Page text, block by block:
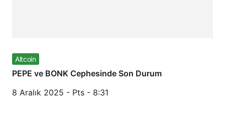
Altcoin
PEPE ve BONK Cephesinde Son Durum
8 Aralık 2025 - Pts - 8:31